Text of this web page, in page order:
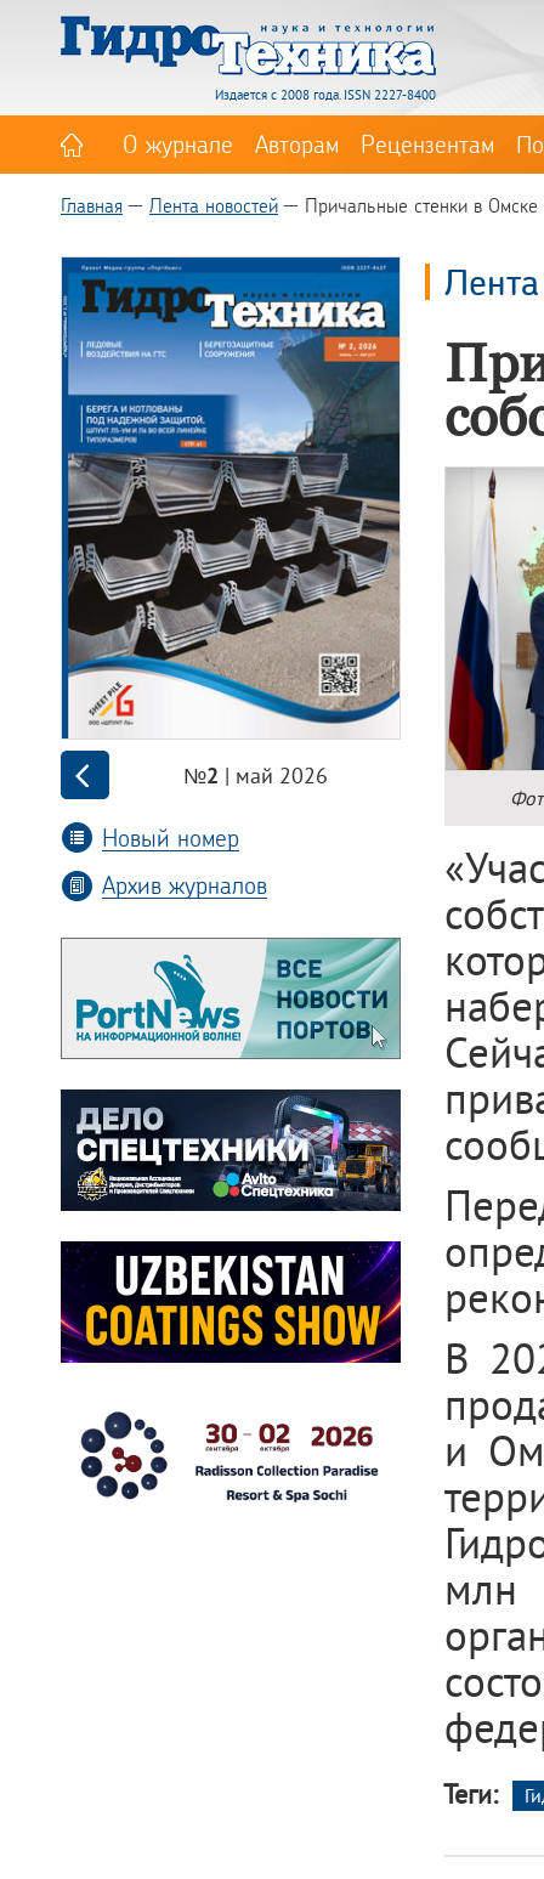
Издается с 2008 года. ISSN 2227-8400
О журнале Авторам Рецензентам
Главная Лента новостей Причальные стенки в Омске
№2 | май 2026
Новый номер
Архив журналов
В
и
млн
Теги: